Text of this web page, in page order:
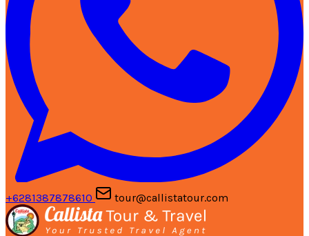
+6281387878610 tour@callistatour.com